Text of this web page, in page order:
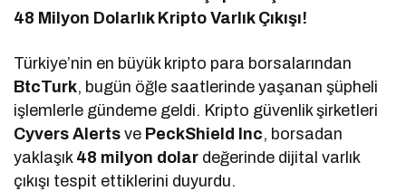
48 Milyon Dolarlık Kripto Varlık Çıkışı!
Türkiye’nin en büyük kripto para borsalarından
BtcTurk, bugün öğle saatlerinde yaşanan şüpheli
işlemlerle gündeme geldi. Kripto güvenlik şirketleri
Cyvers Alerts ve PeckShield Inc, borsadan
yaklaşık 48 milyon dolar değerinde dijital varlık
çıkışı tespit ettiklerini duyurdu.